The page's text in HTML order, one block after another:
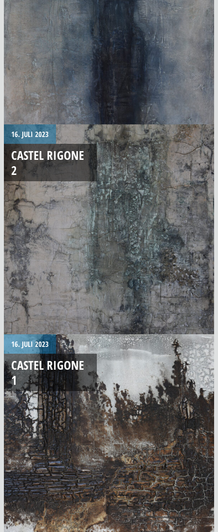
16. JULI 2023
CASTEL RIGONE
2
16. JULI 2023
CASTEL RIGONE
1